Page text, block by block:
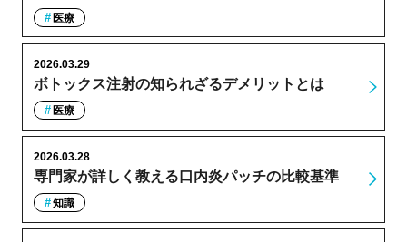
医療
ボトックス注射の知られざるデメリットとは
2026.03.29
医療
専門家が詳しく教える口内炎パッチの比較基準
2026.03.28
知識